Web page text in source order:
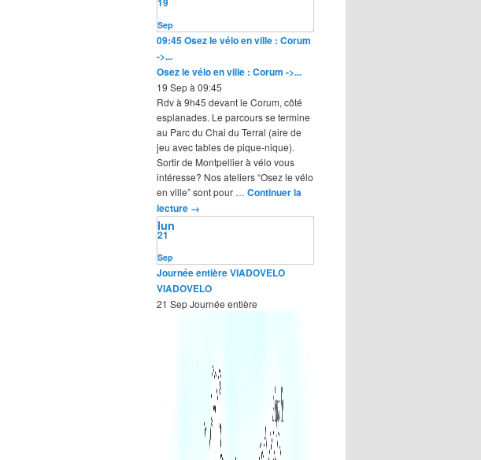
Sep
09:45Osez le vélo en ville : Corum
->...
Osez le vélo en ville : Corum ->...
19 Sep à 09:45
Rdv à 9h45 devant le Corum, côté
esplanades. Le parcours se termine
au Parc du Chai du Terral (aire de
jeu avec tables de pique-nique).
Sortir de Montpellier à vélo vous
intéresse? Nos ateliers “Osez le vélo
en ville” sont pour … Continuer la
lecture →
Sep
21
lun
Journée entièreVIADOVELO
VIADOVELO
21 SepJournée entière